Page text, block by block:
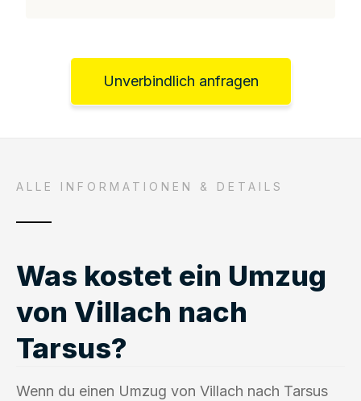
Unverbindlich anfragen
ALLE INFORMATIONEN & DETAILS
Was kostet ein Umzug
von Villach nach
Tarsus?
Wenn du einen Umzug von Villach nach Tarsus